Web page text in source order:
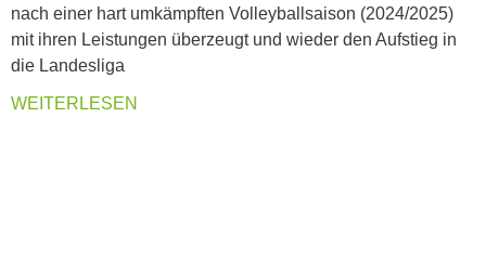
nach einer hart umkämpften Volleyballsaison (2024/2025)
mit ihren Leistungen überzeugt und wieder den Aufstieg in
die Landesliga
WEITERLESEN